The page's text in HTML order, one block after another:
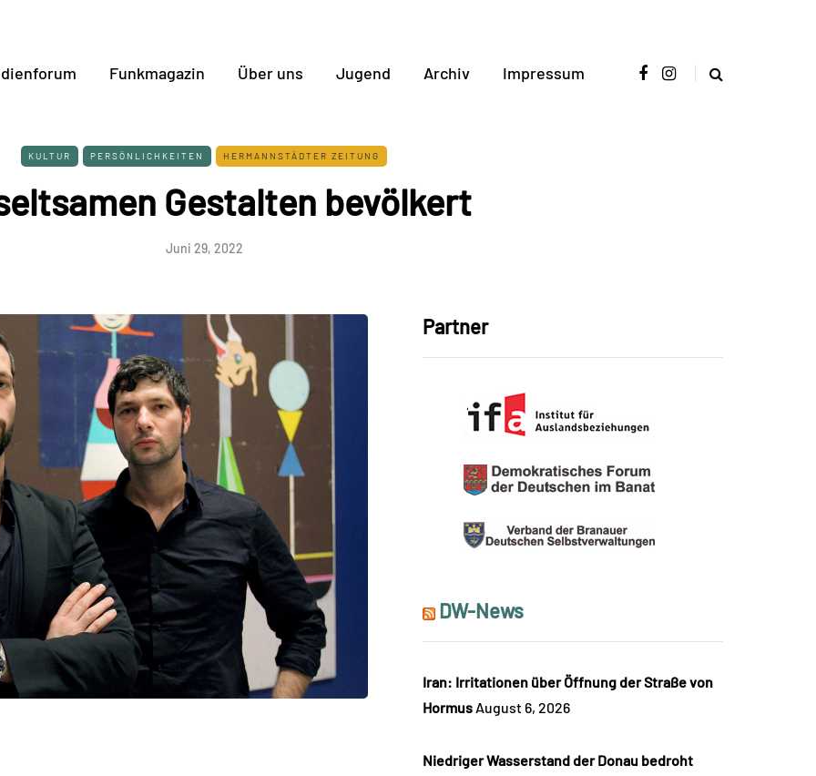
Funkmagazin Über uns Jugend Archiv Impressum
KULTUR PERSÖNLICHKEITEN HERMANNSTÄDTER ZEITUNG
Gestalten bevölkert
Juni 29, 2022
Partner
DW-News
Iran: Irritationen über Öffnung der Straße von
Hormus August 6, 2026
Niedriger Wasserstand der Donau bedroht